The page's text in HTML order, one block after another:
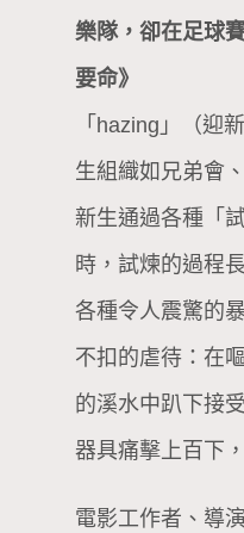
樂隊，卻在足球
要命》
「hazing」（迎
生組織如兄弟會
新生通過各種「
時，試煉的過程
各種令人震驚的
不扣的虐待：在
的溪水中趴下接
器具痛擊上百下
電影工作者、導